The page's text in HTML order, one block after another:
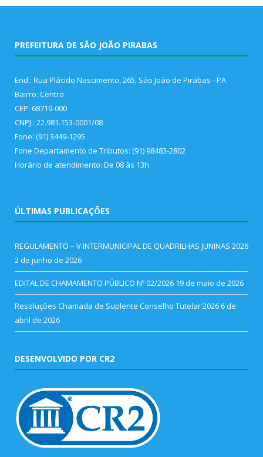
PREFEITURA DE SÃO JOÃO PIRABAS
End.: Rua Plácido Nascimento, 265, São João de Pirabas - PA
Bairro: Centro
CEP: 68719-000
CNPJ : 22.981.153-0001/08
Fone: (91) 3449-1295
Fone Departamento de Tributos: (91) 98483-2802
Horário de atendimento: De 08 às 13h
ÚLTIMAS PUBLICAÇÕES
REGULAMENTO – V INTERMUNICIPAL DE QUADRILHAS JUNINAS 2026
2 de junho de 2026
EDITAL DE CHAMAMENTO PÚBLICO Nº 02/2026 19 de maio de 2026
Resoluções Chamada de Suplente Conselho Tutelar 2026 6 de
abril de 2026
DESENVOLVIDO POR CR2